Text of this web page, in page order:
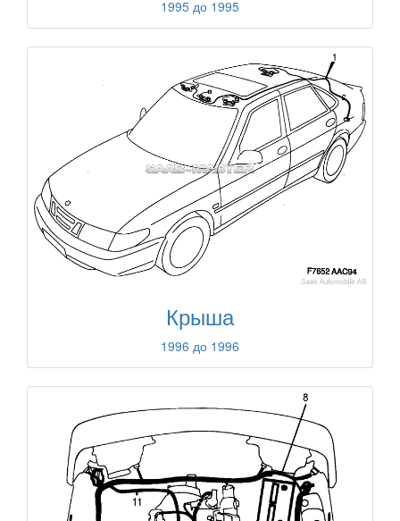
1995 до 1995
Крыша
1996 до 1996